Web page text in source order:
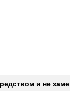
и не